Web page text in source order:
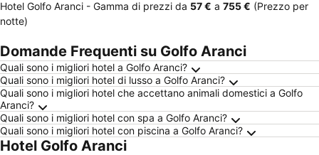
Hotel Golfo Aranci - Gamma di prezzi da ‎57 € a ‎755 € (Prezzo per
notte)
Domande Frequenti su Golfo Aranci
Quali sono i migliori hotel a Golfo Aranci?
Quali sono i migliori hotel di lusso a Golfo Aranci?
Quali sono i migliori hotel che accettano animali domestici a Golfo
Aranci?
Quali sono i migliori hotel con spa a Golfo Aranci?
Quali sono i migliori hotel con piscina a Golfo Aranci?
Hotel Golfo Aranci